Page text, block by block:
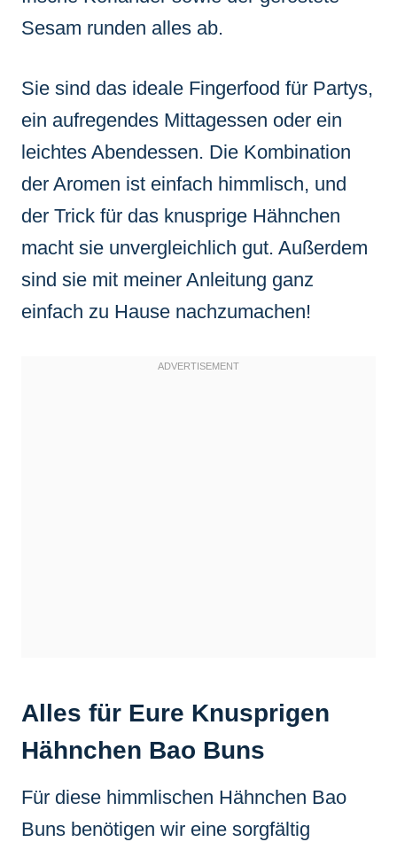
Sesam runden alles ab.
Sie sind das ideale Fingerfood für Partys,
ein aufregendes Mittagessen oder ein
leichtes Abendessen. Die Kombination
der Aromen ist einfach himmlisch, und
der Trick für das knusprige Hähnchen
macht sie unvergleichlich gut. Außerdem
sind sie mit meiner Anleitung ganz
einfach zu Hause nachzumachen!
Alles für Eure Knusprigen
Hähnchen Bao Buns
Für diese himmlischen Hähnchen Bao
Buns benötigen wir eine sorgfältig